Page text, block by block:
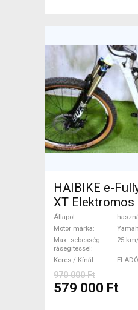
HAIBIKE e-
XT
össztelós / fully
használt
Állapot
Motor márka
Max. sebesség
rásegítéssel
25
Keres / Kínál ELADÓ
970 000 Ft
579 000 Ft